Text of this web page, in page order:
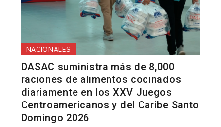
NACIONALES
DASAC suministra más de 8,000
raciones de alimentos cocinados
diariamente en los XXV Juegos
Centroamericanos y del Caribe Santo
Domingo 2026